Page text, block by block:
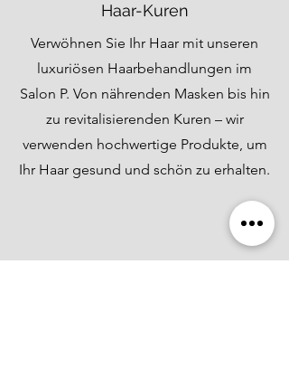
Haar-Kuren
Verwöhnen Sie Ihr Haar mit unseren
luxuriösen Haarbehandlungen im
Salon P. Von nährenden Masken bis hin
zu revitalisierenden Kuren – wir
verwenden hochwertige Produkte, um
Ihr Haar gesund und schön zu erhalten.